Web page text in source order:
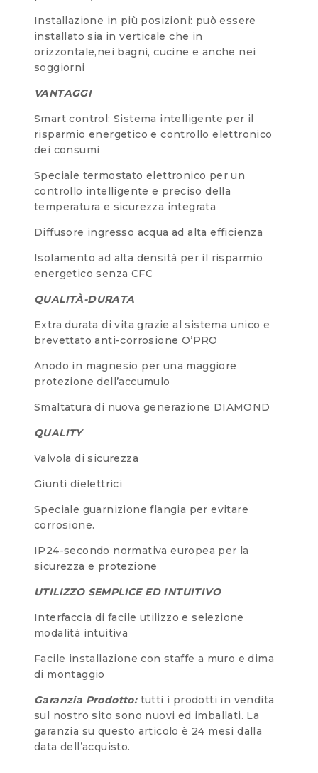
Installazione in più posizioni: può essere
installato sia in verticale che in
orizzontale,nei bagni, cucine e anche nei
soggiorni
VANTAGGI
Smart control: Sistema intelligente per il
risparmio energetico e controllo elettronico
dei consumi
Speciale termostato elettronico per un
controllo intelligente e preciso della
temperatura e sicurezza integrata
Diffusore ingresso acqua ad alta efficienza
Isolamento ad alta densità per il risparmio
energetico senza CFC
QUALITÀ-DURATA
Extra durata di vita grazie al sistema unico e
brevettato anti-corrosione O’PRO
Anodo in magnesio per una maggiore
protezione dell’accumulo
Smaltatura di nuova generazione DIAMOND
QUALITY
Valvola di sicurezza
Giunti dielettrici
Speciale guarnizione flangia per evitare
corrosione.
IP24-secondo normativa europea per la
sicurezza e protezione
UTILIZZO SEMPLICE ED INTUITIVO
Interfaccia di facile utilizzo e selezione
modalità intuitiva
Facile installazione con staffe a muro e dima
di montaggio
Garanzia Prodotto:tutti i prodotti in vendita
sul nostro sito sono nuovi ed imballati. La
garanzia su questo articolo è 24 mesi dalla
data dell’acquisto.